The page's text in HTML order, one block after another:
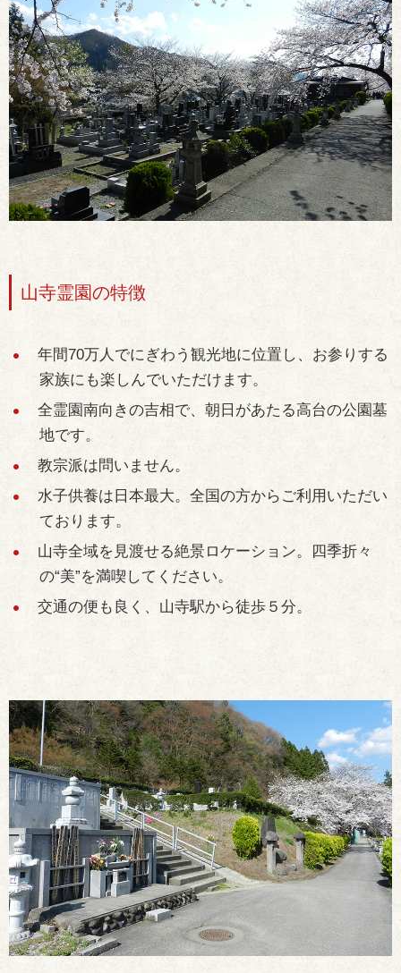
山寺霊園の特徴
年間70万人でにぎわう観光地に位置し、お参りする
家族にも楽しんでいただけます。
全霊園南向きの吉相で、朝日があたる高台の公園墓
地です。
教宗派は問いません。
水子供養は日本最大。全国の方からご利用いただい
ております。
山寺全域を見渡せる絶景ロケーション。四季折々
の“美”を満喫してください。
交通の便も良く、山寺駅から徒歩５分。